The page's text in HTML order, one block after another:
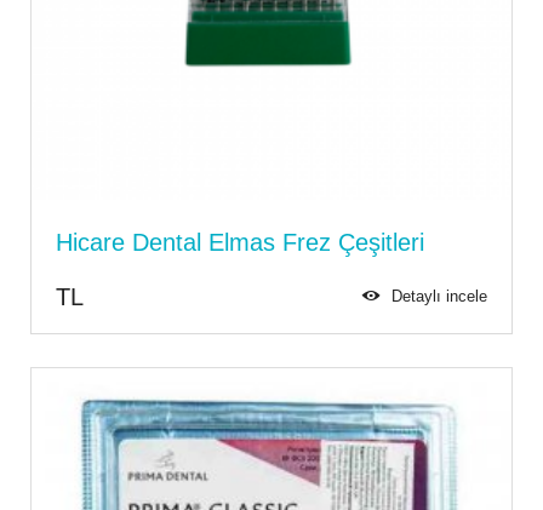
Hicare Dental Elmas Frez Çeşitleri
TL Detaylı incele